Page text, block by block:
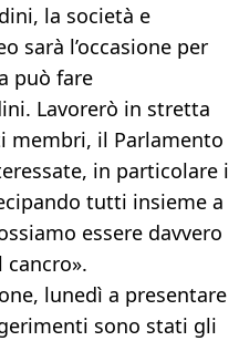
la società e
sarà l’occasione per
può fare
Lavorerò in stretta
membri, il Parlamento
in particolare i
tutti insieme a
essere davvero
lunedì a presentare
sono stati gli